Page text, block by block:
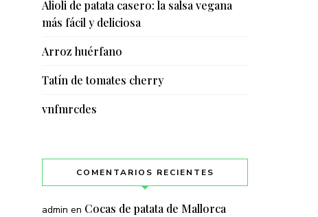
Alioli de patata casero: la salsa vegana
más fácil y deliciosa
Arroz huérfano
Tatín de tomates cherry
vnfmrcdes
COMENTARIOS RECIENTES
admin en Cocas de patata de Mallorca